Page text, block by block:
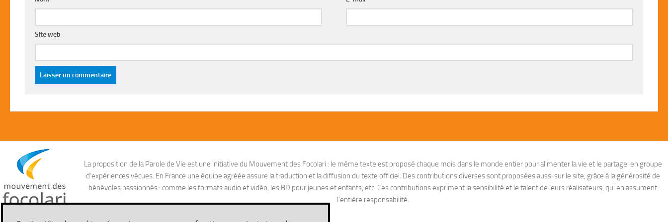
Site web
La proposition de la Parole de Vie est une initiative du Mouvement des Focolari : le même texte est proposé chaque mois dans le monde entier pour alimenter la vie et le partage en groupe
d’expériences vécues. En France une équipe agréée assure la traduction et la diffusion du texte officiel. Des contributions diverses sont proposées aussi sur le site, grâce à la générosité de
bénévoles passionnés : comme les formats audio et vidéo, les BD pour jeunes et enfants, etc. Ces contributions expriment la sensibilité et le talent de leurs réalisateurs, qui en assument
l’entière responsabilité.